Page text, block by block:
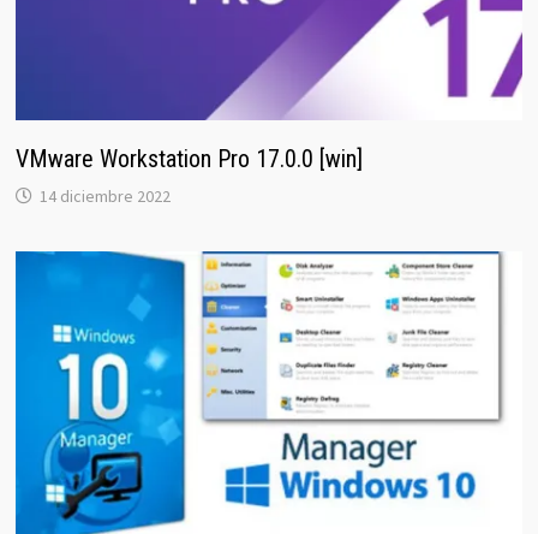
VMware Workstation Pro 17.0.0 [win]
14 diciembre 2022